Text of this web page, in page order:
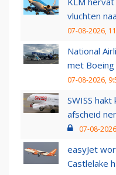
vluchten
07-08-2026,
National
met
07-08-2026,
SWISS
afscheid
07-08-
easyJet
Castlelake